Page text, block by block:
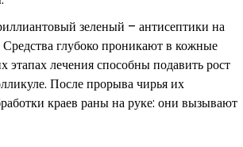
зеленый – антисептики на
глубоко проникают в кожные
этапах лечения способны подавить рост
После прорыва чирья их
краев раны на руке: они вызывают